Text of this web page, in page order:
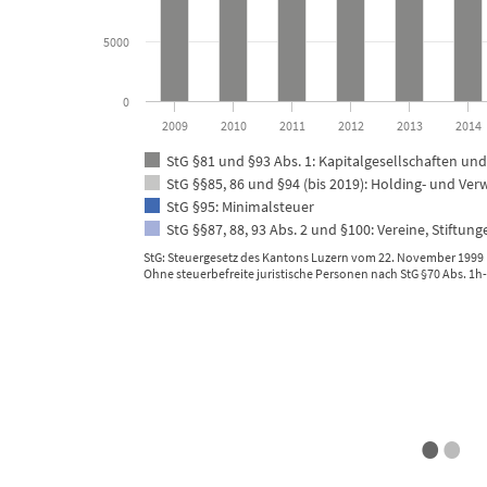
StG: Steuergesetz des Kantons Luzern vom 22. November 1999
Ohne steuerbefreite juristische Personen nach StG §70 Abs.
StG §81 und §93 Abs. 1: Kapitalgesellschaften
StG §§85, 86 und §94 (bis 2019): Holding- und
StG §95: Minimalsteuer
StG §§87, 88, 93 Abs. 2 und §100: Vereine,
2009 2010 2011 2012 2013 2014
0
5000
••